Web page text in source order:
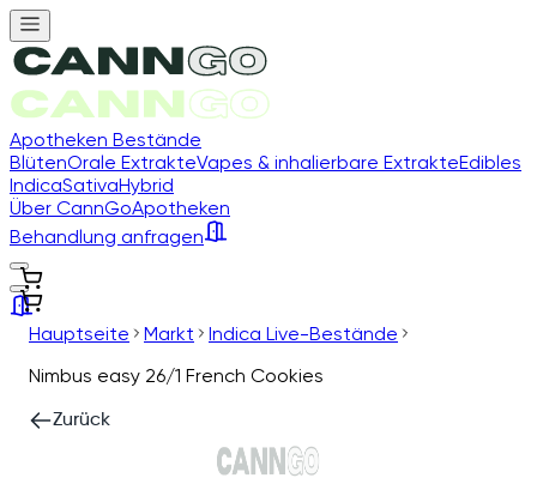
Apotheken Bestände
BlütenOrale ExtrakteVapes & inhalierbare ExtrakteEdibles
IndicaSativaHybrid
Über CannGoApotheken
Behandlung anfragen
Hauptseite Markt
Indica Live-Bestände
Nimbus easy 26/1 French Cookies
Zurück